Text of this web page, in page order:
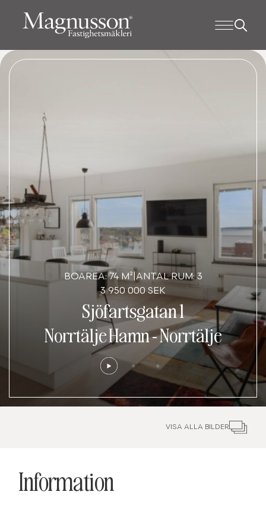
BOAREA: 74 M² ANTAL RUM: 3
3 950 000 SEK
Sjöfartsgatan 1
Norrtälje Hamn-Norrtälje
VISA ALLA BILDER
Information